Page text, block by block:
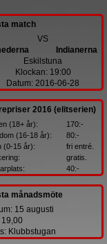
match
VS
Indianerna
Eskilstuna
Klockan: 19:00
Datum: 2016-06-28
2016 (elitserien)
(18+ år):
170:-
(16-18 år):
80:-
(0-15 år):
fri entré.
gratis.
40:-
månadsmöte
15 augusti
19,00
Klubbstugan